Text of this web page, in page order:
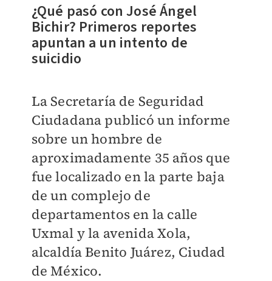
¿Qué pasó con José Ángel
Bichir? Primeros reportes
apuntan a un intento de
suicidio
La Secretaría de Seguridad
Ciudadana publicó un informe
sobre un hombre de
aproximadamente 35 años que
fue localizado en la parte baja
de un complejo de
departamentos en la calle
Uxmal y la avenida Xola,
alcaldía Benito Juárez, Ciudad
de México.